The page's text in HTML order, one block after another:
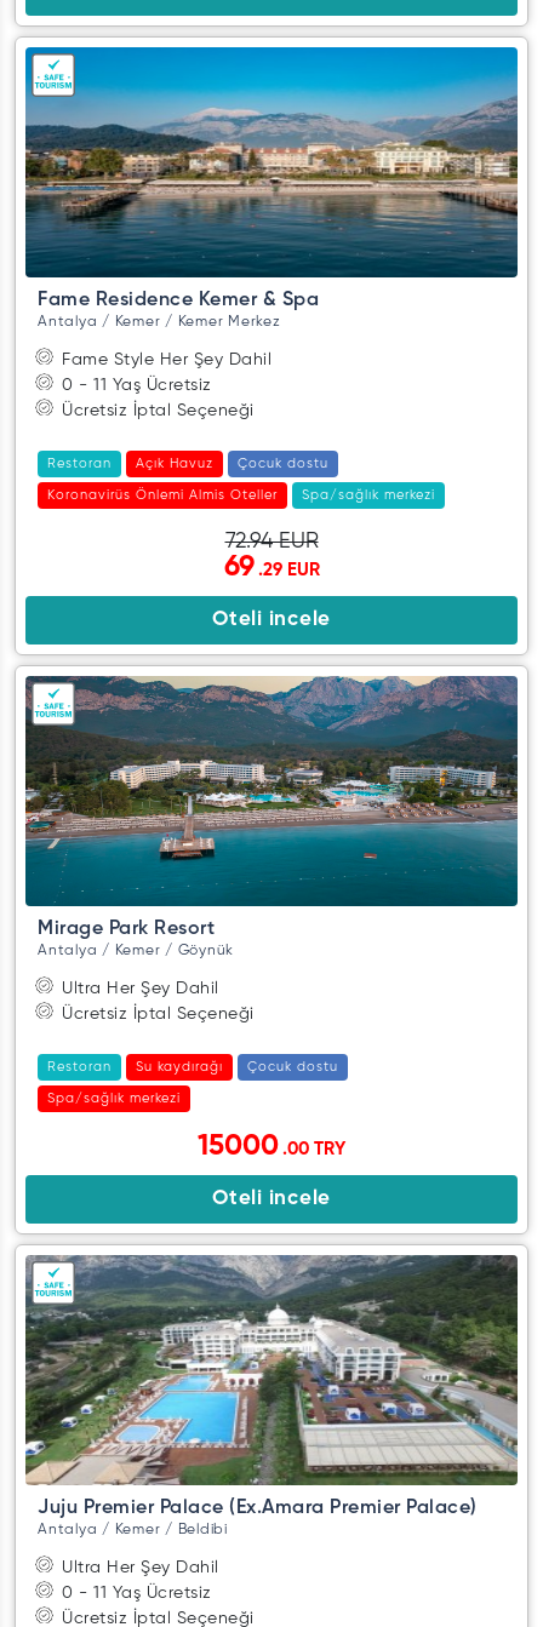
Fame Residence Kemer & Spa
Antalya / Kemer / Kemer Merkez
Fame Style Her Şey Dahil
0 - 11 Yaş Ücretsiz
Ücretsiz İptal Seçeneği
Restoran Açık Havuz Çocuk dostu
Koronavirüs Önlemi Almis Oteller Spa/sağlık merkezi
72.94 EUR
69.29 EUR
Oteli incele
Mirage Park Resort
Antalya / Kemer / Göynük
Ultra Her Şey Dahil
Ücretsiz İptal Seçeneği
Restoran Su kaydırağı Çocuk dostu
Spa/sağlık merkezi
15000.00 TRY
Oteli incele
Juju Premier Palace (Ex.Amara Premier Palace)
Antalya / Kemer / Beldibi
Ultra Her Şey Dahil
0 - 11 Yaş Ücretsiz
Ücretsiz İptal Seçeneği